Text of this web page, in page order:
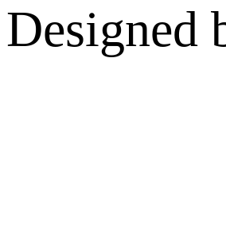
Designed